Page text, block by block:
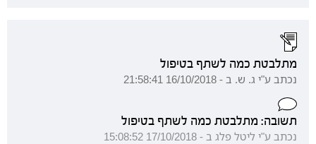
מתלבטת כמה לשתף בטיפול
נכתב ע"י ג. ש. ב - 16/10/2018 21:58:41
תשובה: מתלבטת כמה לשתף בטיפול
נכתב ע"י ליטל פלג ב - 17/10/2018 15:08:52